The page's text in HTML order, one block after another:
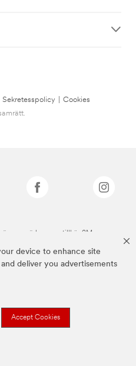
device to enhance site
deliver you advertisements
Accept Cookies
Sekretesspolicy
Cookies
är varumärken som tillhör 3M.